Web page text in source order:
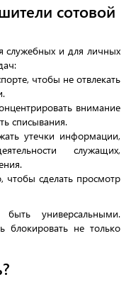
сотовой
служебных и для личных
чтобы не отвлекать
внимание
списывания.
утечки информации,
служащих,
чтобы сделать просмотр
универсальными.
блокировать не только